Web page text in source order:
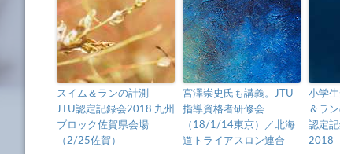
スイム＆ランの計測
JTU認定記録会2018 九州
ブロック佐賀県会場
（2/25佐賀）
宮澤崇史氏も講義。JTU
指導資格者研修会
（18/1/14東京）／北海
道トライアスロン連合
小学
＆ラ
認定
2018